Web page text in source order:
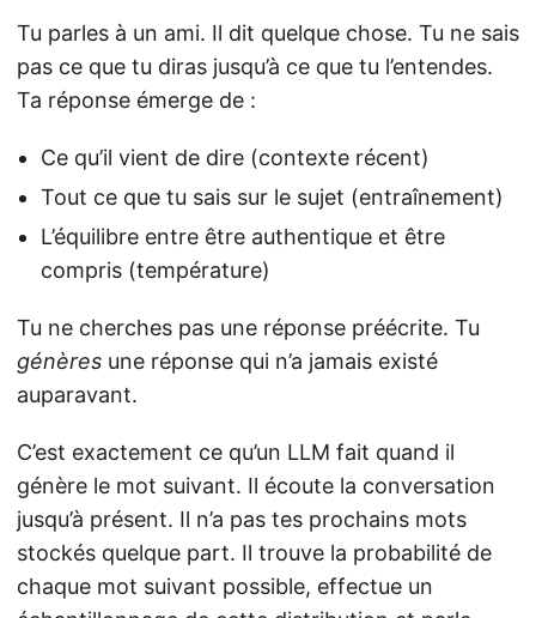
Tu parles à un ami. Il dit quelque chose. Tu ne sais
pas ce que tu diras jusqu’à ce que tu l’entendes.
Ta réponse émerge de :
Ce qu’il vient de dire (contexte récent)
Tout ce que tu sais sur le sujet (entraînement)
L’équilibre entre être authentique et être
compris (température)
Tu ne cherches pas une réponse préécrite. Tu
génères une réponse qui n’a jamais existé
auparavant.
C’est exactement ce qu’un LLM fait quand il
génère le mot suivant. Il écoute la conversation
jusqu’à présent. Il n’a pas tes prochains mots
stockés quelque part. Il trouve la probabilité de
chaque mot suivant possible, effectue un